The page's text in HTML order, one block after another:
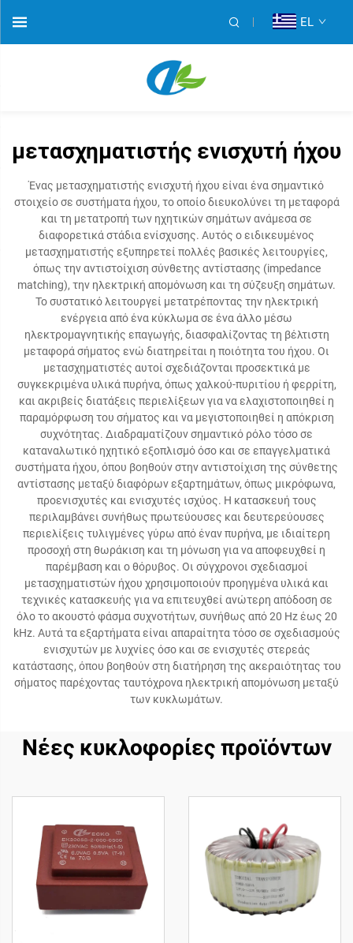
EL
μετασχηματιστής ενισχυτή ήχου
Ένας μετασχηματιστής ενισχυτή ήχου είναι ένα σημαντικό
στοιχείο σε συστήματα ήχου, το οποίο διευκολύνει τη μεταφορά
και τη μετατροπή των ηχητικών σημάτων ανάμεσα σε
διαφορετικά στάδια ενίσχυσης. Αυτός ο ειδικευμένος
μετασχηματιστής εξυπηρετεί πολλές βασικές λειτουργίες,
όπως την αντιστοίχιση σύνθετης αντίστασης (impedance
matching), την ηλεκτρική απομόνωση και τη σύζευξη σημάτων.
Το συστατικό λειτουργεί μετατρέποντας την ηλεκτρική
ενέργεια από ένα κύκλωμα σε ένα άλλο μέσω
ηλεκτρομαγνητικής επαγωγής, διασφαλίζοντας τη βέλτιστη
μεταφορά σήματος ενώ διατηρείται η ποιότητα του ήχου. Οι
μετασχηματιστές αυτοί σχεδιάζονται προσεκτικά με
συγκεκριμένα υλικά πυρήνα, όπως χαλκού-πυριτίου ή φερρίτη,
και ακριβείς διατάξεις περιελίξεων για να ελαχιστοποιηθεί η
παραμόρφωση του σήματος και να μεγιστοποιηθεί η απόκριση
συχνότητας. Διαδραματίζουν σημαντικό ρόλο τόσο σε
καταναλωτικό ηχητικό εξοπλισμό όσο και σε επαγγελματικά
συστήματα ήχου, όπου βοηθούν στην αντιστοίχιση της σύνθετης
αντίστασης μεταξύ διαφόρων εξαρτημάτων, όπως μικρόφωνα,
προενισχυτές και ενισχυτές ισχύος. Η κατασκευή τους
περιλαμβάνει συνήθως πρωτεύουσες και δευτερεύουσες
περιελίξεις τυλιγμένες γύρω από έναν πυρήνα, με ιδιαίτερη
προσοχή στη θωράκιση και τη μόνωση για να αποφευχθεί η
παρέμβαση και ο θόρυβος. Οι σύγχρονοι σχεδιασμοί
μετασχηματιστών ήχου χρησιμοποιούν προηγμένα υλικά και
τεχνικές κατασκευής για να επιτευχθεί ανώτερη απόδοση σε
όλο το ακουστό φάσμα συχνοτήτων, συνήθως από 20 Hz έως 20
kHz. Αυτά τα εξαρτήματα είναι απαραίτητα τόσο σε σχεδιασμούς
ενισχυτών με λυχνίες όσο και σε ενισχυτές στερεάς
κατάστασης, όπου βοηθούν στη διατήρηση της ακεραιότητας του
σήματος παρέχοντας ταυτόχρονα ηλεκτρική απομόνωση μεταξύ
των κυκλωμάτων.
Νέες κυκλοφορίες προϊόντων